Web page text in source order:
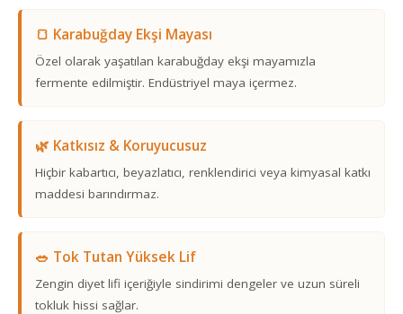
🍞 Karabuğday Ekşi Mayası
Özel olarak yaşatılan karabuğday ekşi mayamızla
fermente edilmiştir. Endüstriyel maya içermez.
🌿 Katkısız & Koruyucusuz
Hiçbir kabartıcı, beyazlatıcı, renklendirici veya kimyasal katkı
maddesi barındırmaz.
🥗 Tok Tutan Yüksek Lif
Zengin diyet lifi içeriğiyle sindirimi dengeler ve uzun süreli
tokluk hissi sağlar.